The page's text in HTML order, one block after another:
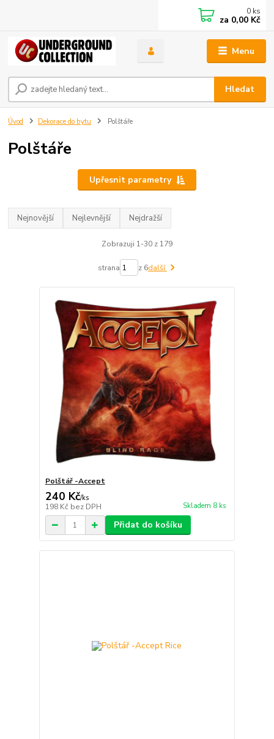
Menu
Hledat
0 ks
za 0,00 Kč
Úvod Dekorace do bytu Polštáře
Polštáře
Upřesnit parametry
Nejnovější Nejlevnější Nejdražší
Zobrazuji 1-30 z 179
strana z 6další
Polštář -Accept
240 Kč/ks
198 Kč bez DPH Skladem 8 ks
Přidat do košíku